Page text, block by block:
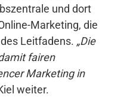
und dort
Marketing, die
Leitfadens. „Die
fairen
Marketing in
weiter.